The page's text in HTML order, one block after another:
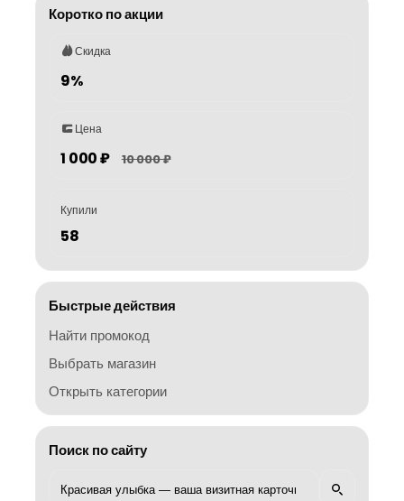
Коротко по акции
Скидка
9%
Цена
1 000 ₽ 10 000 ₽
Купили
58
Быстрые действия
Найти промокод
Выбрать магазин
Открыть категории
Поиск по сайту